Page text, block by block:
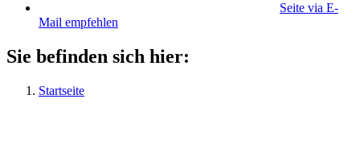
Seite via E-
Mail empfehlen
Sie befinden sich hier:
Startseite